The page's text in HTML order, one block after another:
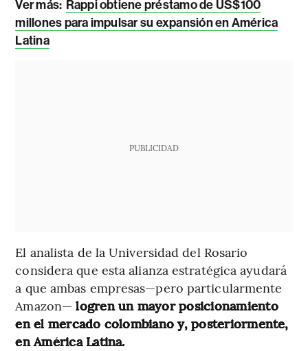
Ver más: Rappi obtiene préstamo de US$100
millones para impulsar su expansión en América
Latina
PUBLICIDAD
El analista de la Universidad del Rosario
considera que esta alianza estratégica ayudará
a que ambas empresas—pero particularmente
Amazon— logren un mayor posicionamiento
en el mercado colombiano y, posteriormente,
en América Latina.